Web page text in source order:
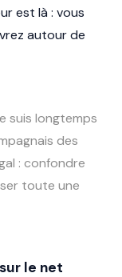
est là : vous
autour de
suis longtemps
des
: confondre
toute une
le net